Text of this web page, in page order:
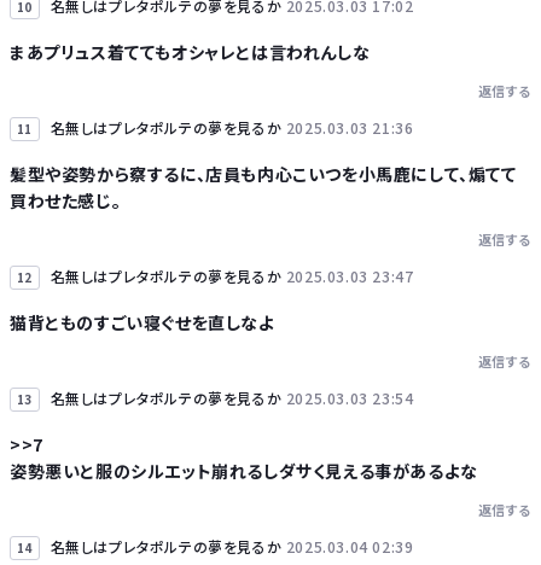
10 名無しはプレタポルテの夢を見るか 2025.03.03 17:02
まあプリュス着ててもオシャレとは言われんしな
返信する
11 名無しはプレタポルテの夢を見るか 2025.03.03 21:36
髪型や姿勢から察するに、店員も内心こいつを小馬鹿にして、煽てて
買わせた感じ。
返信する
12 名無しはプレタポルテの夢を見るか 2025.03.03 23:47
猫背とものすごい寝ぐせを直しなよ
返信する
13 名無しはプレタポルテの夢を見るか 2025.03.03 23:54
>>7
姿勢悪いと服のシルエット崩れるしダサく見える事があるよな
返信する
14 名無しはプレタポルテの夢を見るか 2025.03.04 02:39